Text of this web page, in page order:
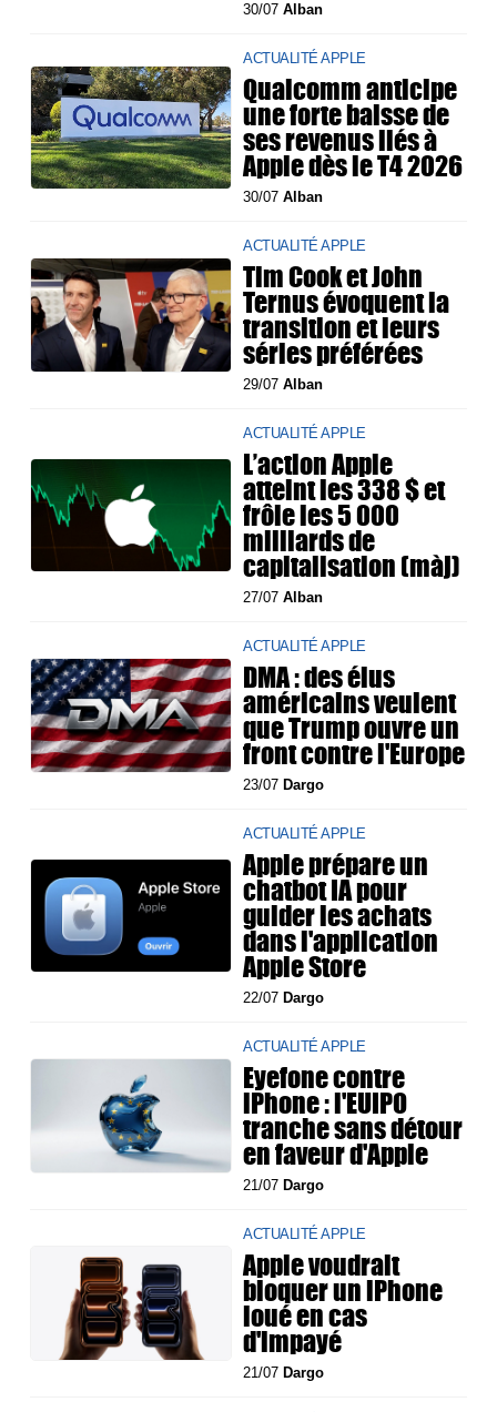
30/07Alban
ACTUALITÉ APPLE
Qualcomm anticipe
une forte baisse de
ses revenus liés à
Apple dès le T4 2026
30/07Alban
ACTUALITÉ APPLE
Tim Cook et John
Ternus évoquent la
transition et leurs
séries préférées
29/07Alban
ACTUALITÉ APPLE
L’action Apple
atteint les 338 $ et
frôle les 5 000
milliards de
capitalisation (màj)
27/07Alban
ACTUALITÉ APPLE
DMA : des élus
américains veulent
que Trump ouvre un
front contre l'Europe
23/07 Dargo
ACTUALITÉ APPLE
Apple prépare un
chatbot IA pour
guider les achats
dans l'application
Apple Store
22/07 Dargo
ACTUALITÉ APPLE
Eyefone contre
iPhone : l'EUIPO
tranche sans détour
en faveur d'Apple
21/07 Dargo
ACTUALITÉ APPLE
Apple voudrait
bloquer un iPhone
loué en cas
d'impayé
21/07 Dargo